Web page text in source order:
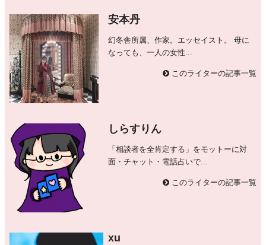
安本丹
幻冬舎所属、作家。エッセイスト。 母に
なっても、一人の女性...
このライターの記事一覧
しらすりん
「相談者を全肯定する」をモットーに対
面・チャット・電話占いで...
このライターの記事一覧
xu